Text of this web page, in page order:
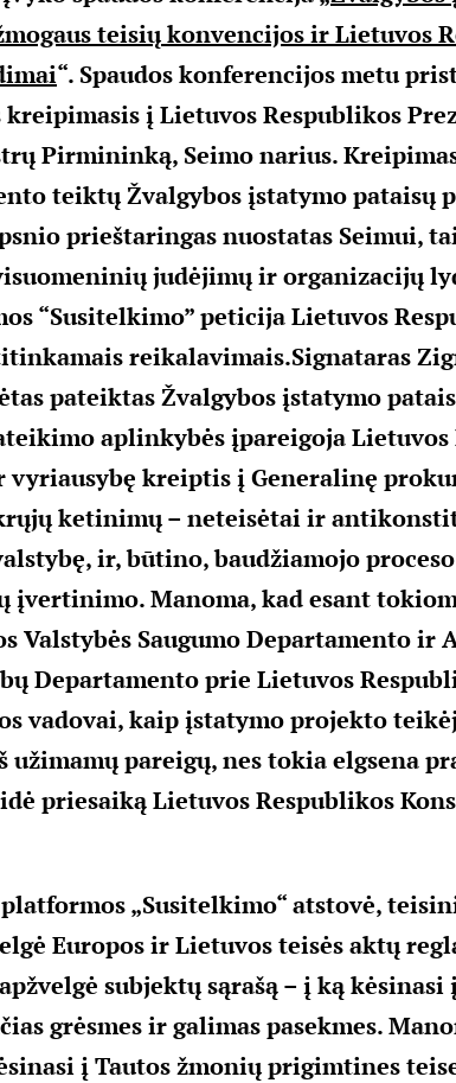
teisių konvencijos ir Lietuvos
“. Spaudos konferencijos metu
į Lietuvos Respublikos
Pirmininką, Seimo narius.
teiktų Žvalgybos įstatymo pataisų
prieštaringas nuostatas Seimui,
judėjimų ir organizacijų
“Susitelkimo” peticija Lietuvos
reikalavimais.Signataras
pateiktas Žvalgybos įstatymo
aplinkybės įpareigoja Lietuvos
vyriausybę kreiptis į Generalinę
ketinimų – neteisėtai ir
ir, būtino, baudžiamojo
Manoma, kad esant
Valstybės Saugumo Departamento ir
Departamento prie Lietuvos
vadovai, kaip įstatymo projekto
pareigų, nes tokia elgsena
priesaiką Lietuvos Respublikos
„Susitelkimo“ atstovė,
Europos ir Lietuvos teisės aktų
subjektų sąrašą – į ką
grėsmes ir galimas pasekmes.
į Tautos žmonių prigimtines